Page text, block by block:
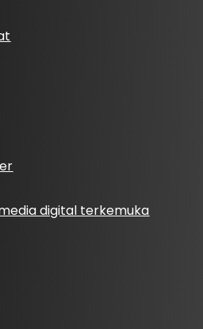
digital terkemuka